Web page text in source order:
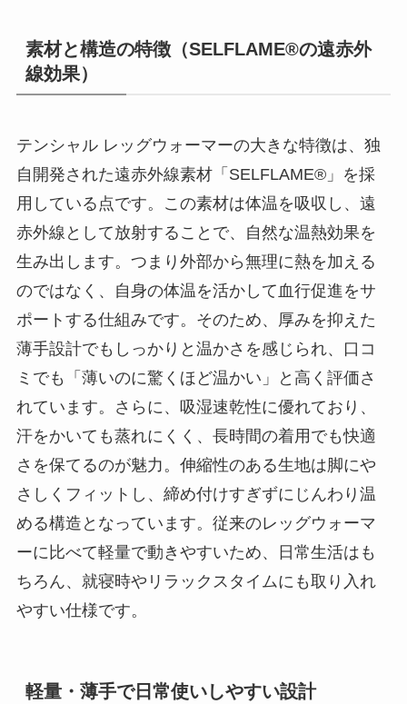
素材と構造の特徴（SELFLAME®の遠赤外
線効果）
テンシャル レッグウォーマーの大きな特徴は、独
自開発された遠赤外線素材「SELFLAME®」を採
用している点です。この素材は体温を吸収し、遠
赤外線として放射することで、自然な温熱効果を
生み出します。つまり外部から無理に熱を加える
のではなく、自身の体温を活かして血行促進をサ
ポートする仕組みです。そのため、厚みを抑えた
薄手設計でもしっかりと温かさを感じられ、口コ
ミでも「薄いのに驚くほど温かい」と高く評価さ
れています。さらに、吸湿速乾性に優れており、
汗をかいても蒸れにくく、長時間の着用でも快適
さを保てるのが魅力。伸縮性のある生地は脚にや
さしくフィットし、締め付けすぎずにじんわり温
める構造となっています。従来のレッグウォーマ
ーに比べて軽量で動きやすいため、日常生活はも
ちろん、就寝時やリラックスタイムにも取り入れ
やすい仕様です。
軽量・薄手で日常使いしやすい設計